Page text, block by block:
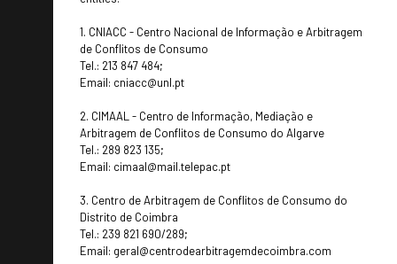
UPHOLSTERY
CHROME PLATING
AQUAPRINT
ARTECHROME
CONTACTS
1. CNIACC - Centro Nacional de Informação e Arbitragem
de Conflitos de Consumo
Tel.: 213 847 484;
Email: cniacc@unl.pt
2. CIMAAL - Centro de Informação, Mediação e
Arbitragem de Conflitos de Consumo do Algarve
Tel.: 289 823 135;
Email: cimaal@mail.telepac.pt
3. Centro de Arbitragem de Conflitos de Consumo do
Distrito de Coimbra
Tel.: 239 821 690/289;
Email: geral@centrodearbitragemdecoimbra.com